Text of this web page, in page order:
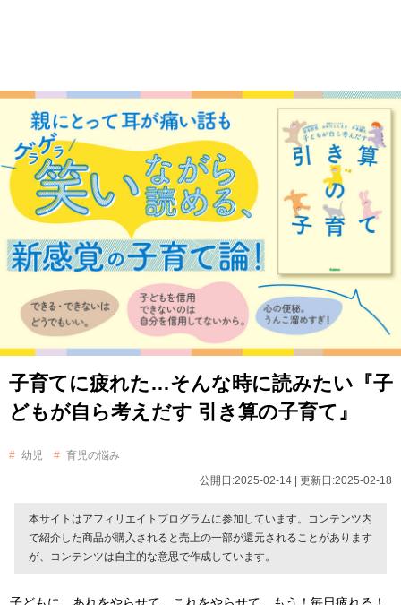
子育てに疲れた…そんな時に読みたい『子
どもが自ら考えだす 引き算の子育て』
幼児
育児の悩み
公開日:2025-02-14 | 更新日:2025-02-18
本サイトはアフィリエイトプログラムに参加しています。コンテンツ内
で紹介した商品が購入されると売上の一部が還元されることがあります
が、コンテンツは自主的な意思で作成しています。
子どもに、あれをやらせて、これをやらせて、もう！毎日疲れる！